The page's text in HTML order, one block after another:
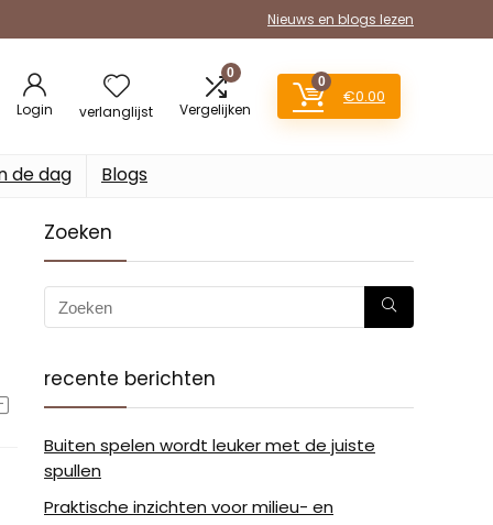
Nieuws en blogs lezen
Login verlanglijst
0
Vergelijken
0
€0.00
de dag Blogs
Zoeken
recente berichten
Buiten spelen wordt leuker met de juiste
spullen
Praktische inzichten voor milieu- en